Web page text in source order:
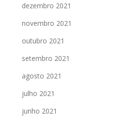
dezembro 2021
novembro 2021
outubro 2021
setembro 2021
agosto 2021
julho 2021
junho 2021